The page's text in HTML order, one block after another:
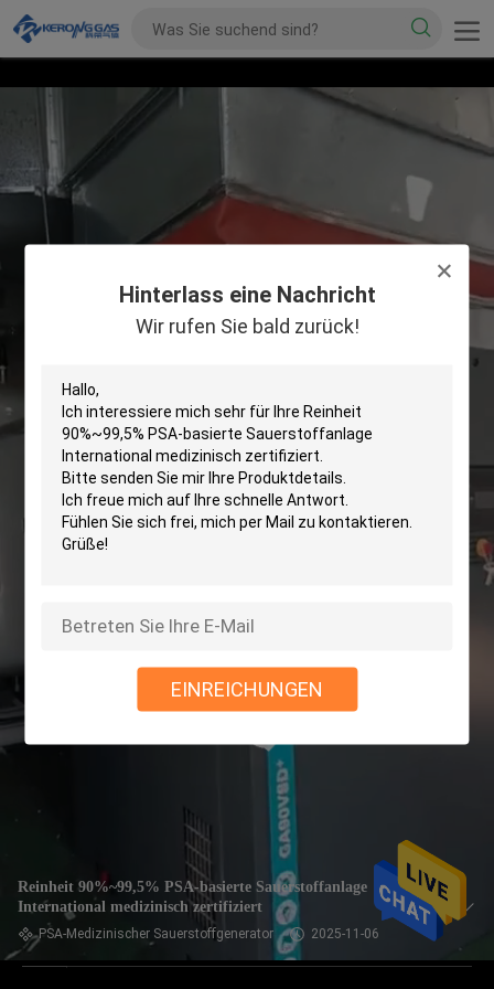
Hinterlass eine Nachricht
Wir rufen Sie bald zurück!
EINREICHUNGEN
Reinheit 90%~99,5% PSA-basierte Sauerstoffanlage
International medizinisch zertifiziert
PSA-Medizinischer Sauerstoffgenerator 2025-11-06